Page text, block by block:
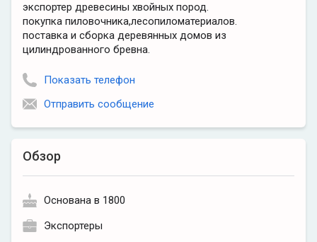
Обзор
Основана в 1800
Экспортеры
экспортер древесины хвойных пород.
покупка пиловочника,лесопиломатериалов.
поставка и сборка деревянных домов из
цилиндрованного бревна.
Показать телефон
Отправить сообщение